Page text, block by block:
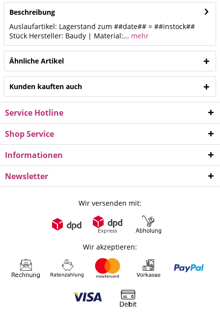
Beschreibung
Auslaufartikel: Lagerstand zum ##date## = ##instock##
Stück Hersteller: Baudy | Material:... mehr
Ähnliche Artikel
Kunden kauften auch
Service Hotline
Shop Service
Informationen
Newsletter
Wir versenden mit:
Wir akzeptieren: